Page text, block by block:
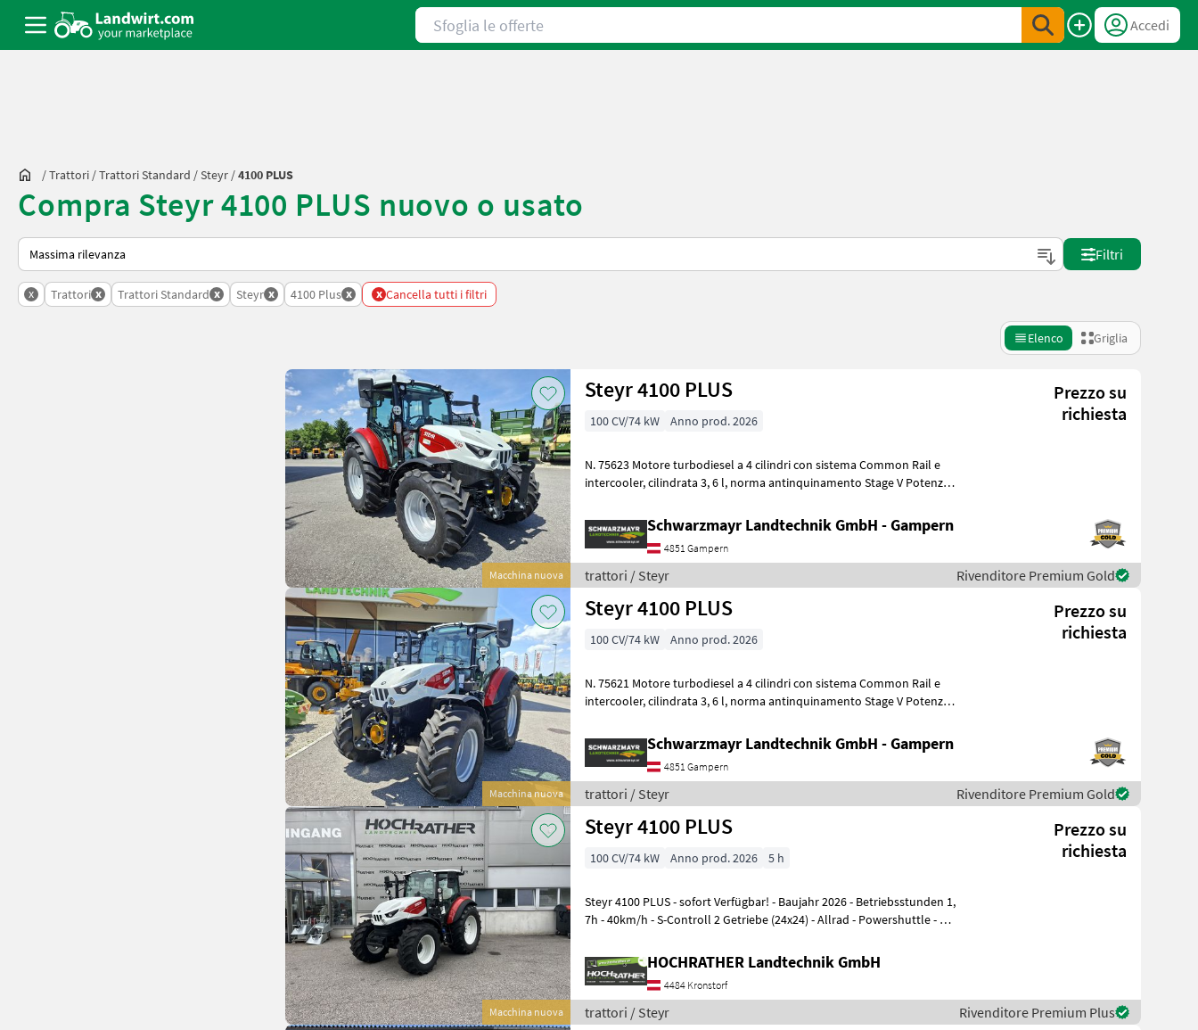
Sfoglia le offerte
Accedi
/Trattori /Trattori Standard /Steyr /4100 PLUS
Compra Steyr 4100 PLUS nuovo o usato
Ecco come viene ordinato su Landwirt.com
Filtri
x Trattori x Trattori Standard x Steyr x 4100 Plus x x Cancella tutti i filtri
Elenco Griglia
Macchina nuova
Steyr 4100 PLUS
Prezzo su
richiesta
100 CV/74 kW Anno prod. 2026
N. 75623 Motore turbodiesel a 4 cilindri con sistema Common Rail e
intercooler, cilindrata 3, 6 l, norma antinquinamento Stage V Potenza
Schwarzmayr Landtechnik GmbH - Gampern
4851 Gampern
trattori / Steyr Rivenditore Premium Gold
Macchina nuova
Steyr 4100 PLUS
Prezzo su
richiesta
100 CV/74 kW Anno prod. 2026
N. 75621 Motore turbodiesel a 4 cilindri con sistema Common Rail e
intercooler, cilindrata 3, 6 l, norma antinquinamento Stage V Potenza
Schwarzmayr Landtechnik GmbH - Gampern
4851 Gampern
trattori / Steyr Rivenditore Premium Gold
Macchina nuova
Steyr 4100 PLUS
Prezzo su
richiesta
100 CV/74 kW Anno prod. 2026 5 h
Steyr 4100 PLUS - sofort Verfügbar! - Baujahr 2026 - Betriebsstunden 1,
7h - 40km/h - S-Controll 2 Getriebe (24x24) - Allrad - Powershuttle - 2
HOCHRATHER Landtechnik GmbH
4484 Kronstorf
trattori / Steyr Rivenditore Premium Plus